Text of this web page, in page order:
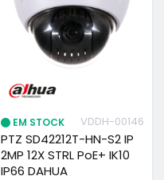
EM STOCK VDDH-00146
PTZ SD42212T-HN-S2 IP
2MP 12X STRL PoE+ IK10
IP66 DAHUA